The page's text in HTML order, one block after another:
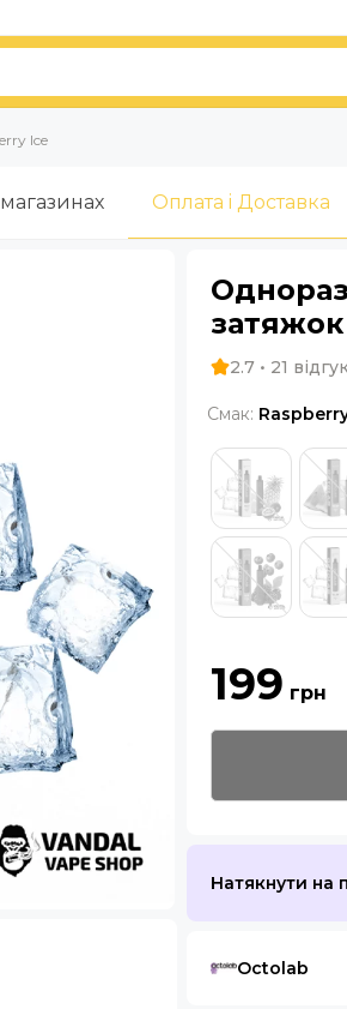
Ice
Оплата i Доставка
2.7 • 21
Смак:
199 грн
Натякнути на
Octolab